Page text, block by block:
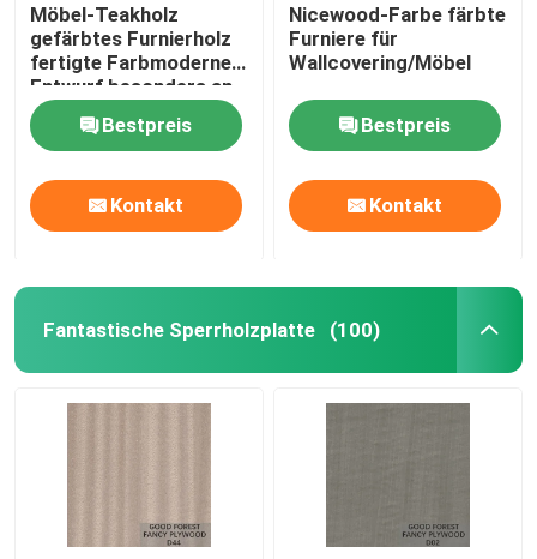
Möbel-Teakholz
gefärbtes Furnierholz
fertigte Farbmodernen
Entwurf besonders an
Bestpreis
Kontakt
Nicewood-Farbe färbte
Furniere für
Wallcovering/Möbel
Bestpreis
Kontakt
Fantastische Sperrholzplatte (100)